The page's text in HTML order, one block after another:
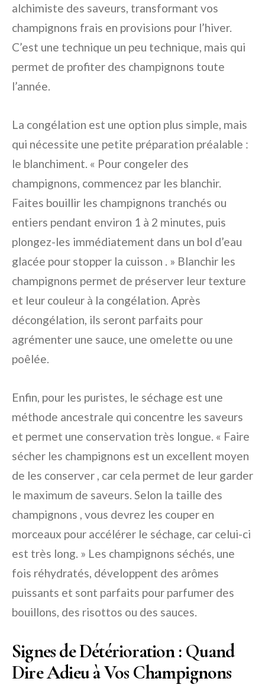
alchimiste des saveurs, transformant vos
champignons frais en provisions pour l’hiver.
C’est une technique un peu technique, mais qui
permet de profiter des champignons toute
l’année.
La congélation est une option plus simple, mais
qui nécessite une petite préparation préalable :
le blanchiment. « Pour congeler des
champignons, commencez par les blanchir.
Faites bouillir les champignons tranchés ou
entiers pendant environ 1 à 2 minutes, puis
plongez-les immédiatement dans un bol d’eau
glacée pour stopper la cuisson . » Blanchir les
champignons permet de préserver leur texture
et leur couleur à la congélation. Après
décongélation, ils seront parfaits pour
agrémenter une sauce, une omelette ou une
poêlée.
Enfin, pour les puristes, le séchage est une
méthode ancestrale qui concentre les saveurs
et permet une conservation très longue. « Faire
sécher les champignons est un excellent moyen
de les conserver , car cela permet de leur garder
le maximum de saveurs. Selon la taille des
champignons , vous devrez les couper en
morceaux pour accélérer le séchage, car celui-ci
est très long. » Les champignons séchés, une
fois réhydratés, développent des arômes
puissants et sont parfaits pour parfumer des
bouillons, des risottos ou des sauces.
Signes de Détérioration : Quand
Dire Adieu à Vos Champignons